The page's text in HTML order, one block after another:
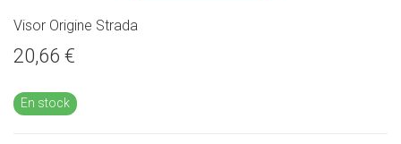
Visor Origine Strada
20,66 €
En stock